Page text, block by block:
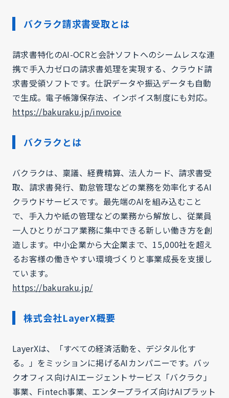
バクラク請求書受取とは
請求書特化のAI-OCRと会計ソフトへのシームレスな連
携で手入力ゼロの請求書処理を実現する、クラウド請
求書受領ソフトです。仕訳データや振込データも自動
で生成。電子帳簿保存法、インボイス制度にも対応。
https://bakuraku.jp/invoice
バクラクとは
バクラクは、稟議、経費精算、法人カード、請求書受
取、請求書発行、勤怠管理などの業務を効率化するAI
クラウドサービスです。最先端のAIを組み込むこと
で、手入力や紙の管理などの業務から解放し、従業員
一人ひとりがコア業務に集中できる新しい働き方を創
造します。中小企業から大企業まで、15,000社を超え
るお客様の働きやすい環境づくりと事業成長を支援し
ています。
https://bakuraku.jp/
株式会社LayerX概要
LayerXは、「すべての経済活動を、デジタル化す
る。」をミッションに掲げるAIカンパニーです。バッ
クオフィス向けAIエージェントサービス「バクラク」
事業、Fintech事業、エンタープライズ向けAIプラット